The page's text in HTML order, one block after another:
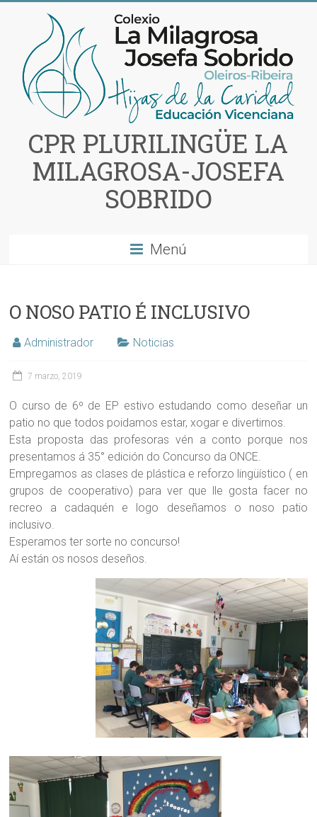
contenido
CPR PLURILINGÜE LA
MILAGROSA-JOSEFA
SOBRIDO
Menú
O NOSO PATIO É INCLUSIVO
Administrador Noticias
7 marzo, 2019
O curso de 6º de EP estivo estudando como deseñar un
patio no que todos poidamos estar, xogar e divertirnos.
Esta proposta das profesoras vén a conto porque nos
presentamos á 35° edición do Concurso da ONCE.
Empregamos as clases de plástica e reforzo lingüístico ( en
grupos de cooperativo) para ver que lle gosta facer no
recreo a cadaquén e logo deseñamos o noso patio
inclusivo.
Esperamos ter sorte no concurso!
Aí están os nosos deseños.